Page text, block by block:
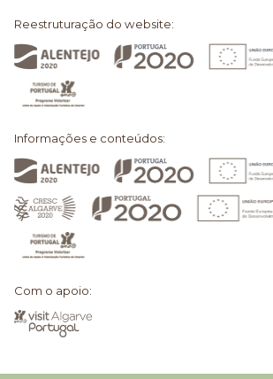
Reestruturação do website:
Informações e conteúdos:
Com o apoio: